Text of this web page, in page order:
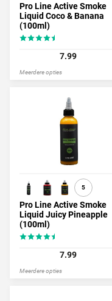
Pro Line Active Smoke
Liquid Coco & Banana
(100ml)
7.99
Meerdere opties
5
Pro Line Active Smoke
Liquid Juicy Pineapple
(100ml)
7.99
Meerdere opties